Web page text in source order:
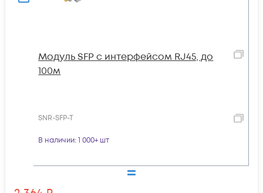
Модуль SFP с интерфейсом RJ45, до
100м
SNR-SFP-T
В наличии: 1 000+ шт